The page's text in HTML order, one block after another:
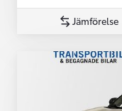
Jämförelse